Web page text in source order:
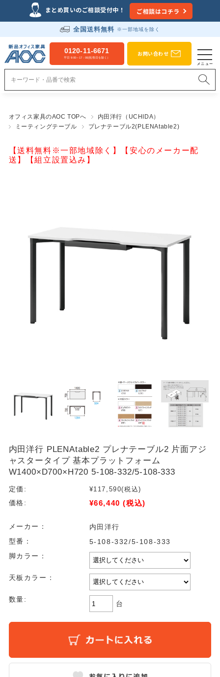
まとめ買いのご相談受付中！ ご相談はコチラ
全国送料無料 ※一部地域を除く
0120-11-6671
平日 9:00～17：00(祝祭日を除く）
お問い合わせ
オフィス家具のAOC TOPへ
内田洋行（UCHIDA）
ミーティングテーブル
プレナテーブル2(PLENAtable2)
【送料無料※一部地域除く】【安心のメーカー配
送】【組立設置込み】
内田洋行 PLENAtable2 プレナテーブル2 片面アジ
ャスタータイプ 基本プラットフォーム
W1400×D700×H720 5-108-332/5-108-333
定価: ¥117,590(税込)
価格:
¥66,440 (税込)
メーカー：
内田洋行
型番：
5-108-332/5-108-333
脚カラー：
天板カラー：
数量:
台